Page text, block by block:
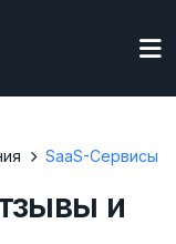
SaaS-Сервисы
и